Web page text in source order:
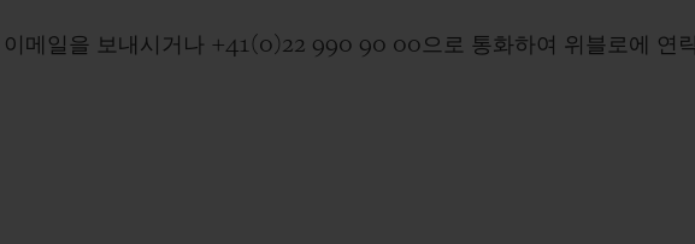
이메일을 보내시거나 +41(0)22 990 90 00으로 통화하여 위블로에 연